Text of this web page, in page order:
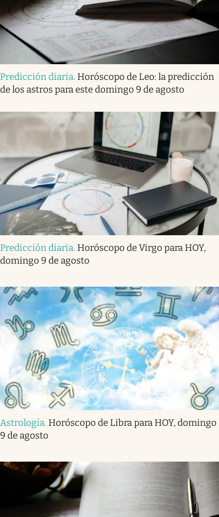
Predicción diaria. Horóscopo de Leo: la predicción
de los astros para este domingo 9 de agosto
Predicción diaria. Horóscopo de Virgo para HOY,
domingo 9 de agosto
Astrología. Horóscopo de Libra para HOY, domingo
9 de agosto